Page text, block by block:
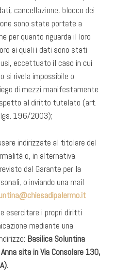
cancellazione, blocco dei
sono state portate a
per quanto riguarda il loro
ai quali i dati sono stati
eccettuato il caso in cui
si rivela impossibile o
di mezzi manifestamente
al diritto tutelato (art.
196/2003);
indirizzate al titolare del
o, in alternativa,
dal Garante per la
o inviando una mail
.
esercitare i propri diritti
mediante una
Basilica Soluntina
sita in Via Consolare 130,